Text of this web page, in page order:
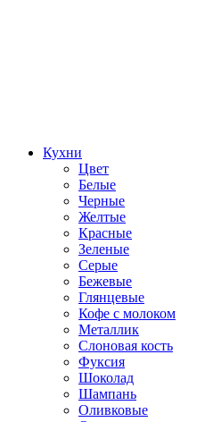
Кухни
Цвет
Белые
Черные
Желтые
Красные
Зеленые
Серые
Бежевые
Глянцевые
Кофе с молоком
Металлик
Слоновая кость
Фуксия
Шоколад
Шампань
Оливковые